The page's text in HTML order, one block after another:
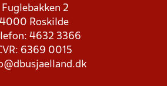
Fuglebakken 2
4000 Roskilde
4632 3366
6369 0015